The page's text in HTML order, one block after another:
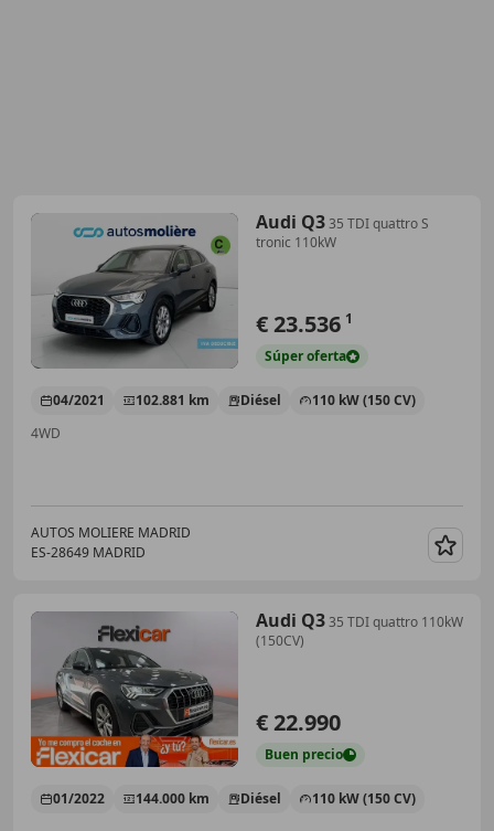
Audi Q335 TDI quattro S
tronic 110kW
€ 23.536 1
Súperoferta
04/2021 102.881 km Diésel
110 kW (150 CV)
4WD
AUTOS MOLIERE MADRID
ES-28649 MADRID
Audi Q335 TDI quattro 110kW
(150CV)
€ 22.990
Buen precio
01/2022 144.000 km Diésel 110 kW (150 CV)